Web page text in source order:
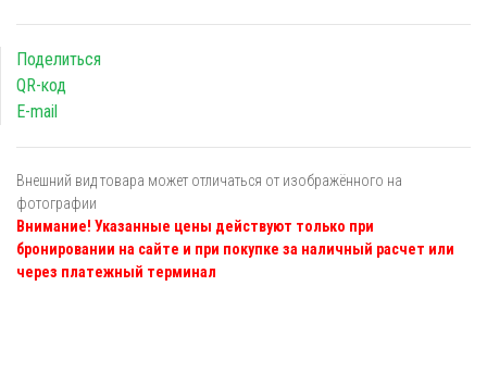
Поделиться
QR-код
E-mail
Внешний вид товара может отличаться от изображённого на
фотографии
Внимание! Указанные цены действуют только при
бронировании на сайте и при покупке за наличный расчет или
через платежный терминал